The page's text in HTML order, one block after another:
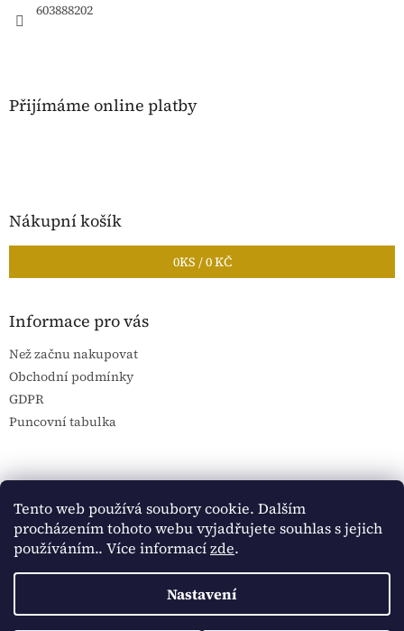
Tento web používá soubory cookie. Dalším
procházením tohoto webu vyjadřujete souhlas s jejich
používáním.. Více informacízde.
Nastavení
603888202
Přijímáme online platby
Nákupní košík
0KS /0 KČ
Informace pro vás
Než začnu nakupovat
Obchodní podmínky
GDPR
Puncovní tabulka